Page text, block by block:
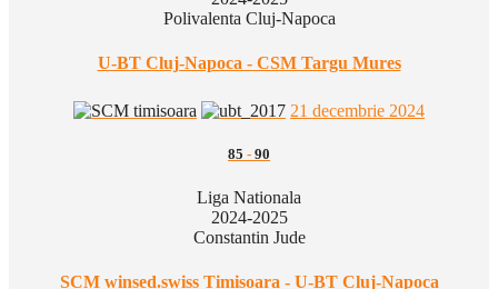
Polivalenta Cluj-Napoca
U-BT Cluj-Napoca - CSM Targu Mures
21 decembrie 2024
85 - 90
Liga Nationala
2024-2025
Constantin Jude
SCM winsed.swiss Timisoara - U-BT Cluj-Napoca